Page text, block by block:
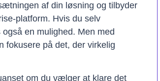
af din løsning og tilbyder
platform. Hvis du selv
en mulighed. Men med
fokusere på det, der virkelig
om du vælger at klare det